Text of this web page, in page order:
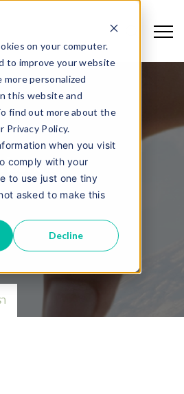
on your computer.
to improve your website
personalized
this website and
find out more about the
Privacy Policy.
when you visit
comply with your
to use just one tiny
asked to make this
Decline
กี่ยวกับเรา